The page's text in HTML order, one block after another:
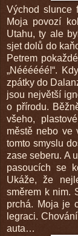
Východ slunce
Moja povozí
Utahu, ty ale
sjet dolů do
Petrem
„Néééééé!“.
zpátky do
jsou největší
o přírodu.
všeho,
městě nebo ve
tomto smyslu
zase seberu. A
pasoucích se
Ukáže, že
směrem k nim.
prchá. Moja je
legraci.
auta…